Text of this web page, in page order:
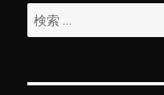
ン
検
索: